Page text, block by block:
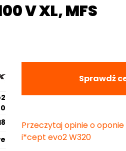
V XL, MFS
Sprawdź
Przeczytaj opinie o
i*cept evo2 W320